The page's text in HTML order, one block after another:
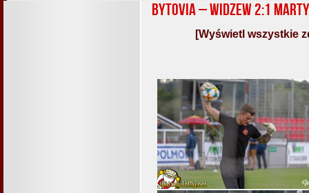
Bytovia – Widzew 2:1
[Wyświetl wszystkie